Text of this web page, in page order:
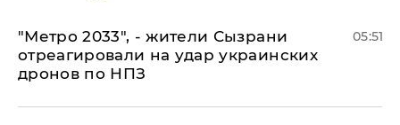
"Метро 2033", - жители Сызрани
отреагировали на удар украинских
дронов по НПЗ
05:51